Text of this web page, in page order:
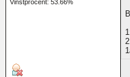
Vinstprocent: 53.66%